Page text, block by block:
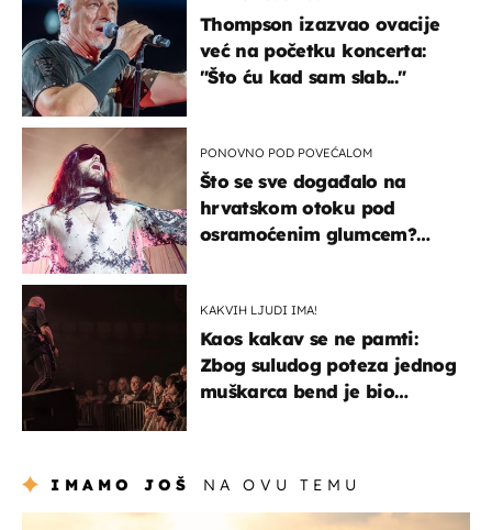
Thompson izazvao ovacije
već na početku koncerta:
"Što ću kad sam slab..."
PONOVNO POD POVEĆALOM
Što se sve događalo na
hrvatskom otoku pod
osramoćenim glumcem?
KAKVIH LJUDI IMA!
Kaos kakav se ne pamti:
Zbog suludog poteza jednog
muškarca bend je bio
IMAMO JOŠ NA OVU TEMU